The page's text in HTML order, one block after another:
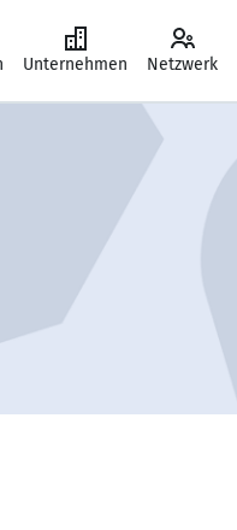
Unternehmen Netzwerk